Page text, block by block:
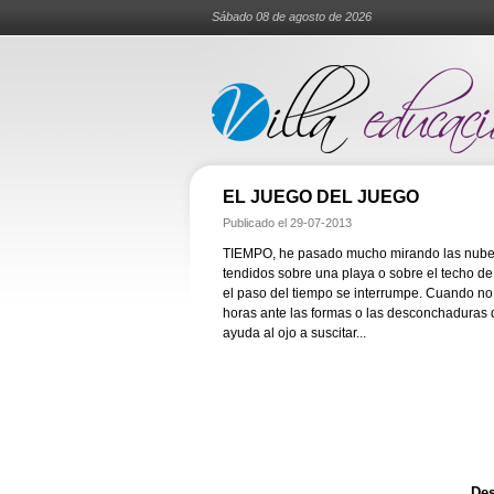
Sábado 08 de agosto de 2026
EL JUEGO DEL JUEGO
Publicado el 29-07-2013
TIEMPO, he pasado mucho mirando las
tendidos sobre una playa o sobre el techo
el paso del tiempo se interrumpe. Cuando
horas ante las formas o las
ayuda al ojo a suscitar...